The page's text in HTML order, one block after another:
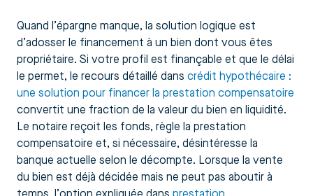
Quand l’épargne manque, la solution logique est
d’adosser le financement à un bien dont vous êtes
propriétaire. Si votre profil est finançable et que le délai
le permet, le recours détaillé dans crédit hypothécaire :
une solution pour financer la prestation compensatoire
convertit une fraction de la valeur du bien en liquidité.
Le notaire reçoit les fonds, règle la prestation
compensatoire et, si nécessaire, désintéresse la
banque actuelle selon le décompte. Lorsque la vente
du bien est déjà décidée mais ne peut pas aboutir à